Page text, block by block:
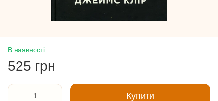
В наявності
525 грн
Купити